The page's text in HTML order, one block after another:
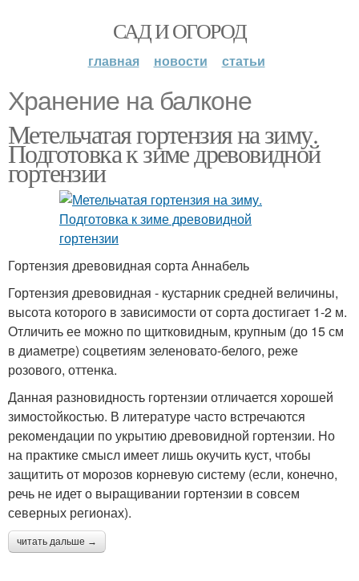
САД И ОГОРОД
главная новости статьи
Хранение на балконе
Метельчатая гортензия на зиму.
Подготовка к зиме древовидной
гортензии
Гортензия древовидная сорта Аннабель
Гортензия древовидная - кустарник средней величины,
высота которого в зависимости от сорта достигает 1-2 м.
Отличить ее можно по щитковидным, крупным (до 15 см
в диаметре) соцветиям зеленовато-белого, реже
розового, оттенка.
Данная разновидность гортензии отличается хорошей
зимостойкостью. В литературе часто встречаются
рекомендации по укрытию древовидной гортензии. Но
на практике смысл имеет лишь окучить куст, чтобы
защитить от морозов корневую систему (если, конечно,
речь не идет о выращивании гортензии в совсем
северных регионах).
читать дальше →